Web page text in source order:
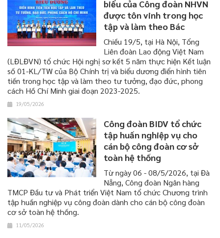
biểu của Công đoàn NHVN
được tôn vinh trong học
tập và làm theo Bác
Chiều 19/5, tại Hà Nội, Tổng
Liên đoàn Lao động Việt Nam
(LĐLĐVN) tổ chức Hội nghị sơ kết 5 năm thực hiện Kết luận
số 01-KL/TW của Bộ Chính trị và biểu dương điển hình tiên
tiến trong học tập và làm theo tư tưởng, đạo đức, phong
cách Hồ Chí Minh giai đoạn 2023-2025.
19/05/2026
Công đoàn BIDV tổ chức
tập huấn nghiệp vụ cho
cán bộ công đoàn cơ sở
toàn hệ thống
​​​​​​​Từ ngày 06 - 08/5/2026, tại Đà
Nẵng, Công đoàn Ngân hàng
TMCP Đầu tư và Phát triển Việt Nam tổ chức Chương trình
tập huấn nghiệp vụ công đoàn dành cho cán bộ công đoàn
cơ sở toàn hệ thống.
11/05/2026